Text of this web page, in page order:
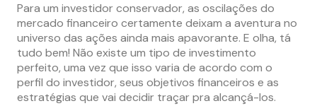
Para um investidor conservador, as oscilações do
mercado financeiro certamente deixam a aventura no
universo das ações ainda mais apavorante. E olha, tá
tudo bem! Não existe um tipo de investimento
perfeito, uma vez que isso varia de acordo com o
perfil do investidor, seus objetivos financeiros e as
estratégias que vai decidir traçar pra alcançá-los.